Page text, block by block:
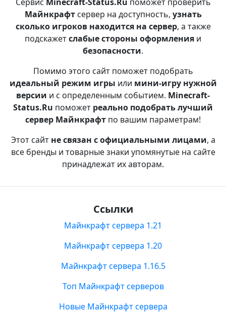
Майнкрафтсервер на доступность, узнать
сколько игроков находится на сервер, а также
подскажетслабые стороны оформления и
безопасности.
Помимо этого сайт поможет подобрать
идеальный режим игры или мини-игру нужной
версии и с определенным событием. Minecraft-
Status.Ru поможет реально подобрать лучший
сервер Майнкрафт по вашим параметрам!
Этот сайт не связан с официальными лицами, а
все бренды и товарные знаки упомянутые на сайте
принадлежат их авторам.
Ссылки
Майнкрафт сервера 1.21
Майнкрафт сервера 1.20
Майнкрафт сервера 1.16.5
Топ Майнкрафт серверов
Новые Майнкрафт сервера